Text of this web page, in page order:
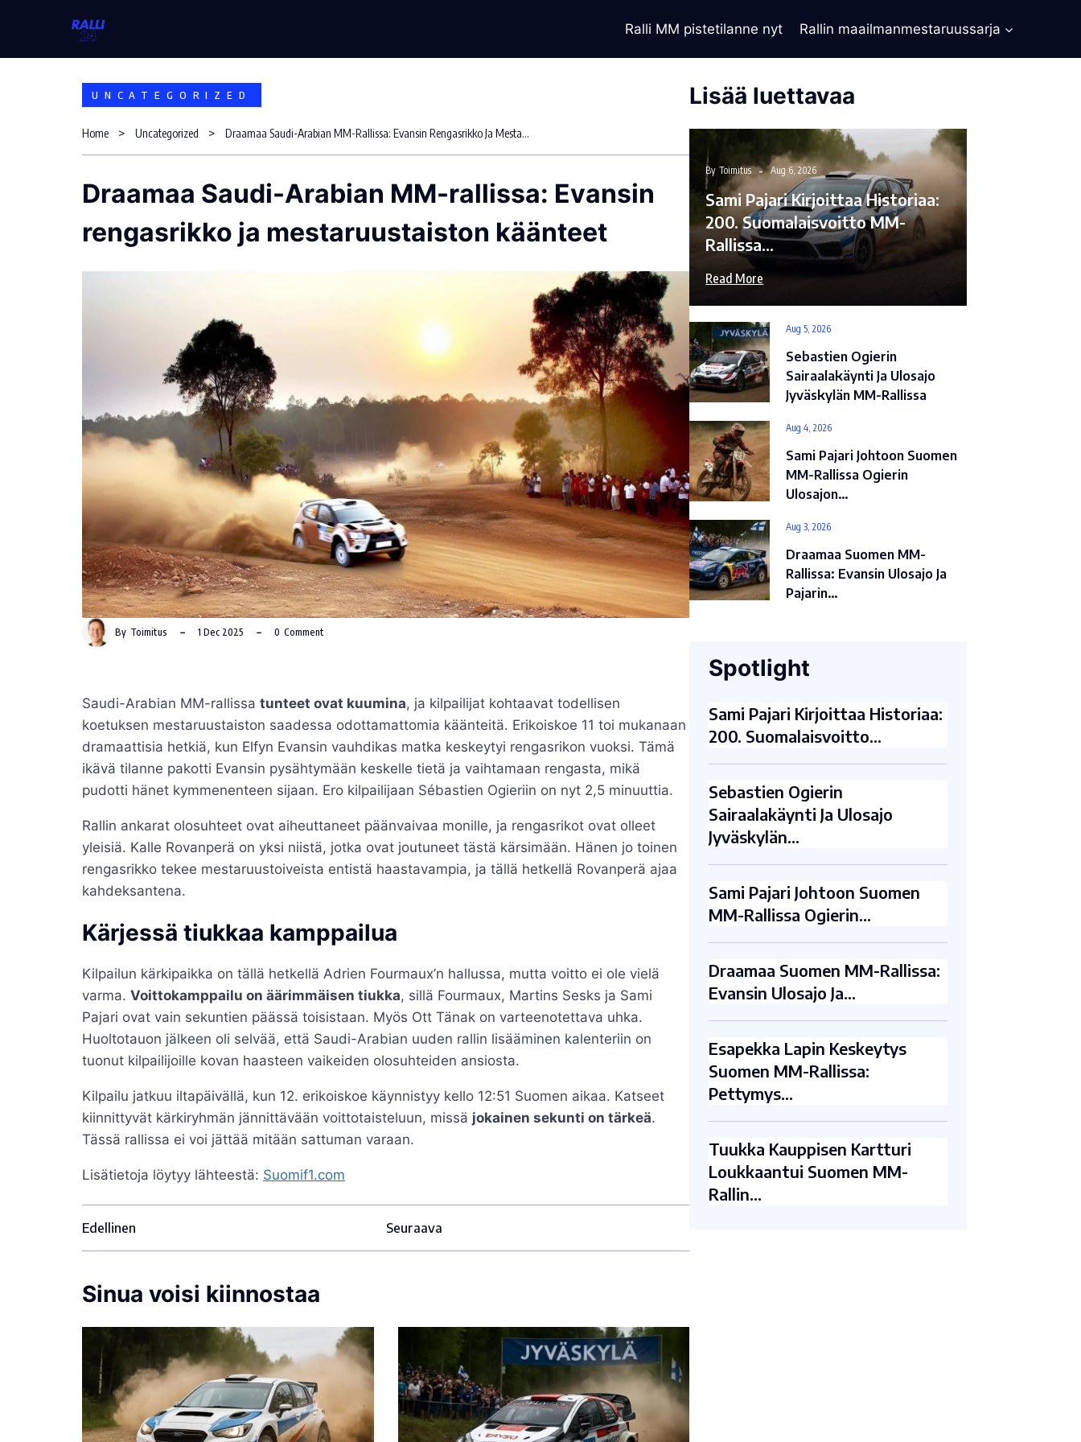
Ralli MM pistetilanne nyt Rallin maailmanmestaruussarja
UNCATEGORIZED
Home Uncategorized Draamaa Saudi-Arabian MM-Rallissa: Evansin Rengasrikko Ja Mestaruustaiston Käänteet
Draamaa Saudi-Arabian MM-rallissa: Evansin
rengasrikko ja mestaruustaiston käänteet
By Toimitus 1 Dec 2025 0 Comment
Saudi-Arabian MM-rallissa tunteet ovat kuumina, ja kilpailijat kohtaavat todellisen
koetuksen mestaruustaiston saadessa odottamattomia käänteitä. Erikoiskoe 11 toi mukanaan
dramaattisia hetkiä, kun Elfyn Evansin vauhdikas matka keskeytyi rengasrikon vuoksi. Tämä
ikävä tilanne pakotti Evansin pysähtymään keskelle tietä ja vaihtamaan rengasta, mikä
pudotti hänet kymmenenteen sijaan. Ero kilpailijaan Sébastien Ogieriin on nyt 2,5 minuuttia.
Rallin ankarat olosuhteet ovat aiheuttaneet päänvaivaa monille, ja rengasrikot ovat olleet
yleisiä. Kalle Rovanperä on yksi niistä, jotka ovat joutuneet tästä kärsimään. Hänen jo toinen
rengasrikko tekee mestaruustoiveista entistä haastavampia, ja tällä hetkellä Rovanperä ajaa
kahdeksantena.
Kärjessä tiukkaa kamppailua
Kilpailun kärkipaikka on tällä hetkellä Adrien Fourmaux’n hallussa, mutta voitto ei ole vielä
varma. Voittokamppailu on äärimmäisen tiukka, sillä Fourmaux, Martins Sesks ja Sami
Pajari ovat vain sekuntien päässä toisistaan. Myös Ott Tänak on varteenotettava uhka.
Huoltotauon jälkeen oli selvää, että Saudi-Arabian uuden rallin lisääminen kalenteriin on
tuonut kilpailijoille kovan haasteen vaikeiden olosuhteiden ansiosta.
Kilpailu jatkuu iltapäivällä, kun 12. erikoiskoe käynnistyy kello 12:51 Suomen aikaa. Katseet
kiinnittyvät kärkiryhmän jännittävään voittotaisteluun, missä jokainen sekunti on tärkeä.
Tässä rallissa ei voi jättää mitään sattuman varaan.
Lisätietoja löytyy lähteestä: Suomif1.com
Edellinen Seuraava
Sinua voisi kiinnostaa
Lisää luettavaa
By Toimitus Aug 6, 2026
Sami Pajari Kirjoittaa Historiaa:
200. Suomalaisvoitto MM-
Rallissa…
Read More
Aug 5, 2026
Sebastien Ogierin
Sairaalakäynti Ja Ulosajo
Jyväskylän MM-Rallissa
Aug 4, 2026
Sami Pajari Johtoon Suomen
MM-Rallissa Ogierin
Ulosajon…
Aug 3, 2026
Draamaa Suomen MM-
Rallissa: Evansin Ulosajo Ja
Pajarin…
Spotlight
Sami Pajari Kirjoittaa Historiaa:
200. Suomalaisvoitto…
Sebastien Ogierin
Sairaalakäynti Ja Ulosajo
Jyväskylän…
Sami Pajari Johtoon Suomen
MM-Rallissa Ogierin…
Draamaa Suomen MM-Rallissa:
Evansin Ulosajo Ja…
Esapekka Lapin Keskeytys
Suomen MM-Rallissa:
Pettymys…
Tuukka Kauppisen Kartturi
Loukkaantui Suomen MM-
Rallin…